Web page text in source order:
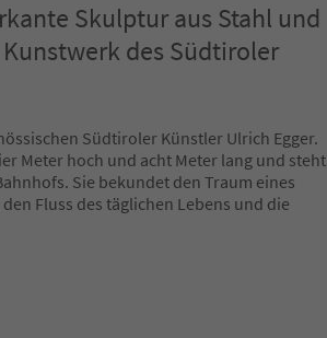
Skulptur aus Stahl und
des Südtiroler
Südtiroler Künstler Ulrich Egger.
Meter hoch und acht Meter lang und steht
Sie bekundet den Traum eines
Fluss des täglichen Lebens und die